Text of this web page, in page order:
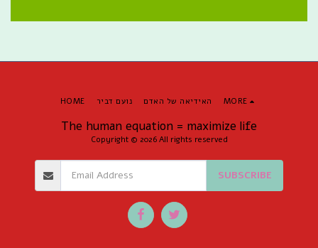
The human equation = maximize life
Copyright © 2026 All rights reserved
HOME נועם דביר האידיאה של האדם MORE
SUBSCRIBE